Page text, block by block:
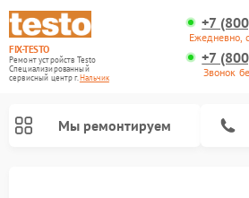
FIX-TESTO
Ремонт устройств Testo
Специализированный
cервисный центр г.Нальчик
+7
Ежедневно,
+7
Звонок
Мы ремонтируем